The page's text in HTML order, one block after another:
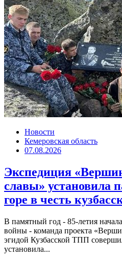
Новости
Кемеровская область
07.08.2026
Экспедиция
славы» установила
горе в честь
В памятный год - 85-летия
войны - команда проекта
эгидой Кузбасской ТПП
установила...